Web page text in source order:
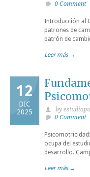
0 Comment
Introducción al
patrones de
patrón de
Leer más →
12
DIC
2025
by
0 Comment
ocupa del
desarrollo.
Leer más →